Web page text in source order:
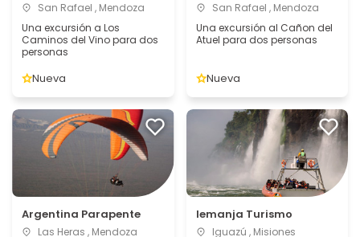
San Rafael , Mendoza
Una excursión a Los
Caminos del Vino para dos
personas
Nueva
San Rafael , Mendoza
Una excursión al Cañon del
Atuel para dos personas
Nueva
Argentina Parapente
Las Heras , Mendoza
Iemanja Turismo
Iguazú , Misiones